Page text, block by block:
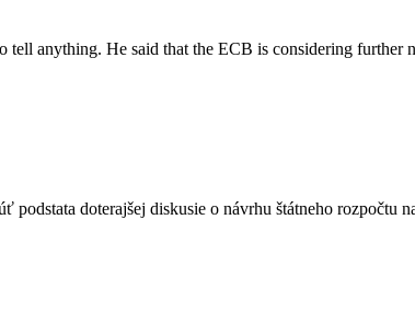
tell anything. He said that the ECB is considering
podstata doterajšej diskusie o návrhu štátneho